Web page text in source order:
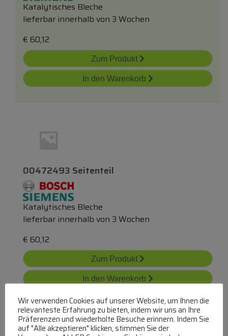
Katalytisches Bleche
lieferbar innerhalb von 3 Wochen
€ 60,12
Zum Produkt
In den Warenkorb
00472493 Seitenteil
Katalytisches Bleche
lieferbar innerhalb von 3 Wochen
€ 60,12
Zum Produkt
In den Warenkorb
Wir verwenden Cookies auf unserer Website, um Ihnen die
relevanteste Erfahrung zu bieten, indem wir uns an Ihre
Präferenzen und wiederholte Besuche erinnern. Indem Sie
auf "Alle akzeptieren" klicken, stimmen Sie der